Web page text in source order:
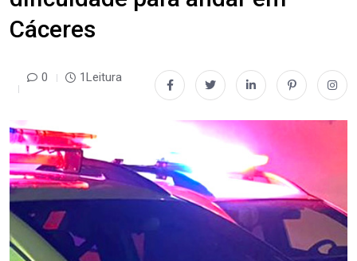
Cáceres
0 1Leitura